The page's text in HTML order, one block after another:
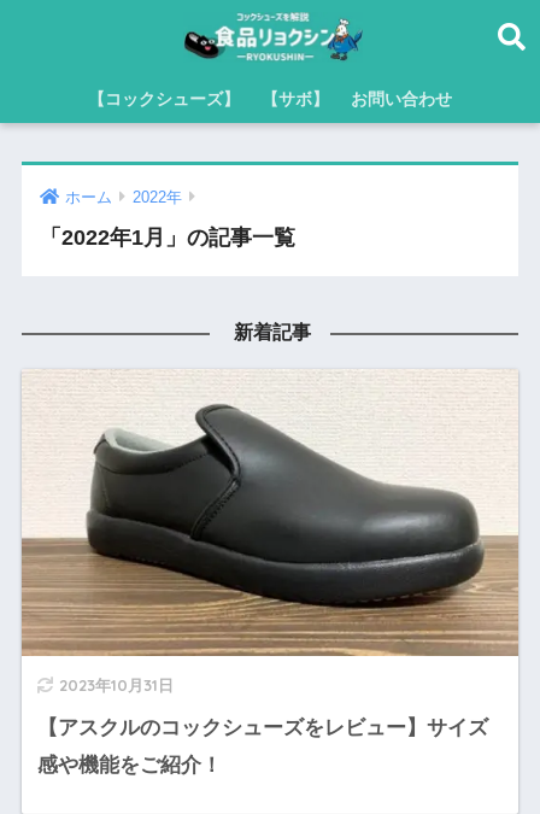
【コックシューズ】 【サボ】 お問い合わせ
ホーム 2022年
「2022年1月」の記事一覧
新着記事
2023年10月31日
【アスクルのコックシューズをレビュー】サイズ
感や機能をご紹介！